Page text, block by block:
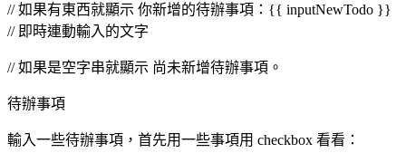
// 如果有東西就顯示 你新增的待辦事項：{{ inputNewTodo }}
// 即時連動輸入的文字
// 如果是空字串就顯示 尚未新增待辦事項。
待辦事項
輸入一些待辦事項，首先用一些事項用 checkbox 看看：